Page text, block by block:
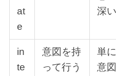
at
e
深い
in
te
意図を持
って行う
単に
意図